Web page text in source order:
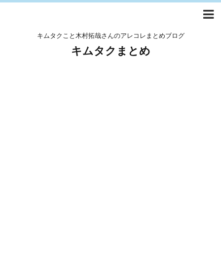
キムタクこと木村拓哉さんのアレコレまとめブログ
キムタクまとめ